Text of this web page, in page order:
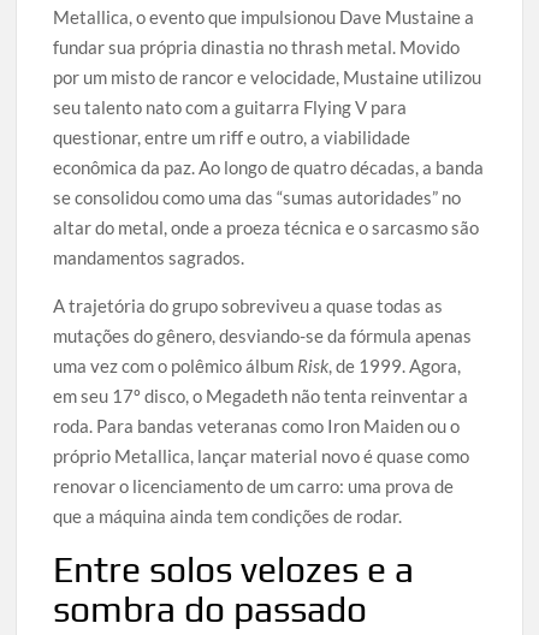
Metallica, o evento que impulsionou Dave Mustaine a
fundar sua própria dinastia no thrash metal. Movido
por um misto de rancor e velocidade, Mustaine utilizou
seu talento nato com a guitarra Flying V para
questionar, entre um riff e outro, a viabilidade
econômica da paz. Ao longo de quatro décadas, a banda
se consolidou como uma das “sumas autoridades” no
altar do metal, onde a proeza técnica e o sarcasmo são
mandamentos sagrados.
A trajetória do grupo sobreviveu a quase todas as
mutações do gênero, desviando-se da fórmula apenas
uma vez com o polêmico álbum Risk, de 1999. Agora,
em seu 17º disco, o Megadeth não tenta reinventar a
roda. Para bandas veteranas como Iron Maiden ou o
próprio Metallica, lançar material novo é quase como
renovar o licenciamento de um carro: uma prova de
que a máquina ainda tem condições de rodar.
Entre solos velozes e a
sombra do passado